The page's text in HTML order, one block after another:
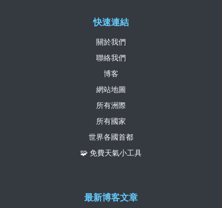
快速連結
關於我們
聯絡我們
博客
網站地圖
所有洲際
所有國家
世界各國首都
🧩 免費天氣小工具
最新博客文章